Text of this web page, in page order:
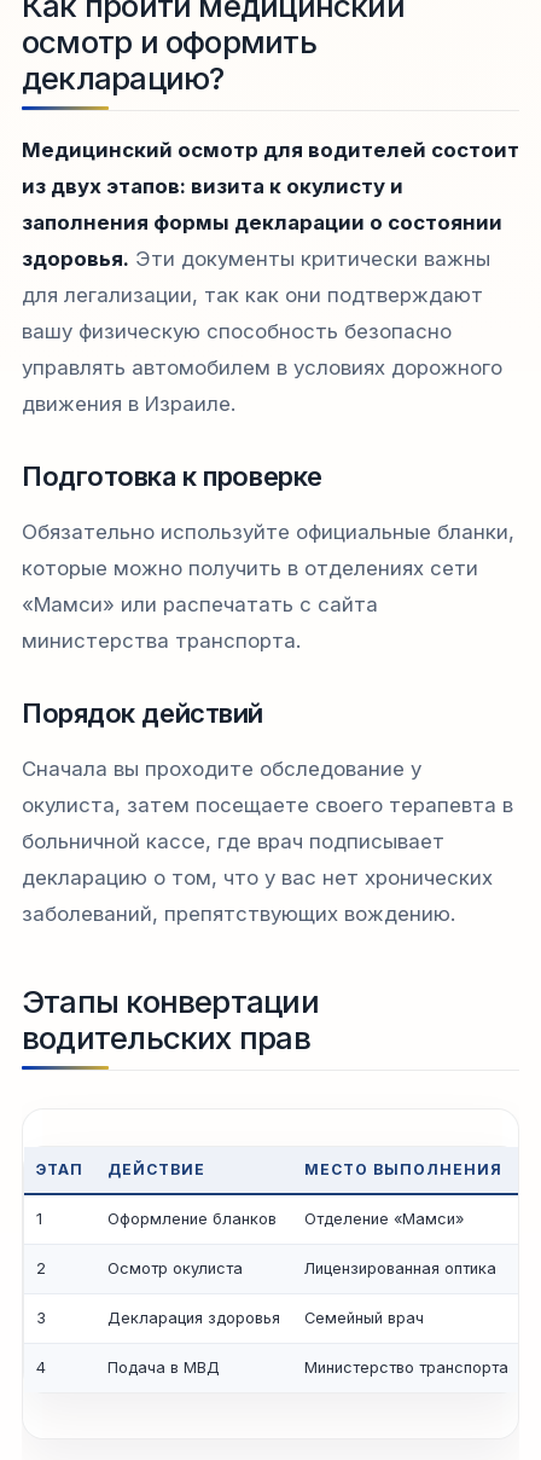
осмотр и оформить
декларацию?
Медицинский осмотр для водителей состоит
из двух этапов: визита к окулисту и
заполнения формы декларации о состоянии
здоровья. Эти документы критически важны
для легализации, так как они подтверждают
вашу физическую способность безопасно
управлять автомобилем в условиях дорожного
движения в Израиле.
Подготовка к проверке
Обязательно используйте официальные бланки,
которые можно получить в отделениях сети
«Мамси» или распечатать с сайта
министерства транспорта.
Порядок действий
Сначала вы проходите обследование у
окулиста, затем посещаете своего терапевта в
больничной кассе, где врач подписывает
декларацию о том, что у вас нет хронических
заболеваний, препятствующих вождению.
Этапы конвертации
водительских прав
ЭТАП ДЕЙСТВИЕ МЕСТО ВЫПОЛНЕНИЯ
1 Оформление бланков Отделение «Мамси»
2 Осмотр окулиста Лицензированная оптика
3 Декларация здоровья Семейный врач
4 Подача в МВД Министерство транспорта